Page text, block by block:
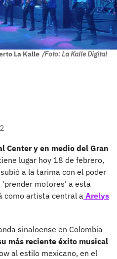
La Kalle /Foto: La Kalle Digital
Center y en medio del Gran
lugar hoy 18 de febrero,
subió a la tarima con el poder
'prender motores' a esta
como artista central a Arelys
sinaloense en Colombia
más reciente éxito musical
al estilo mexicano, en el